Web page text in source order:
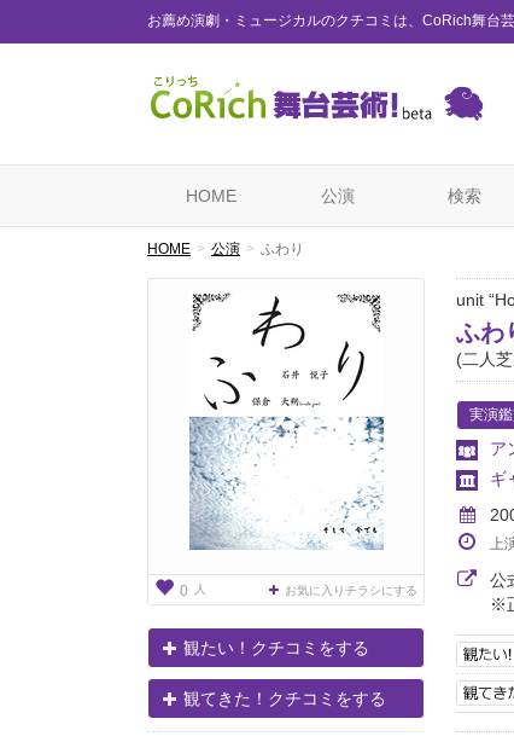
お薦め演劇・ミュージカルのクチコミは、CoRich舞台芸
HOME 公演 検索
HOME 公演 ふわり
0 人 お気に入りチラシにする
観たい！クチコミをする
観てきた！クチコミをする
unit
ふわ
(二人
実演
ア
ギ
上
公
※